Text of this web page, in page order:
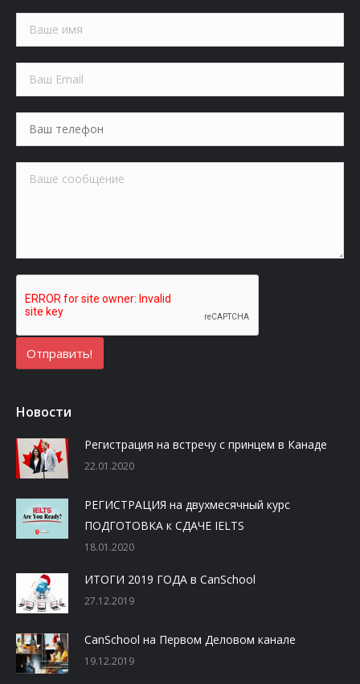
Новости
Регистрация на встречу с принцем в Канаде
22.01.2020
РЕГИСТРАЦИЯ на двухмесячный курс
ПОДГОТОВКА к СДАЧЕ IELTS
18.01.2020
ИТОГИ 2019 ГОДА в CanSchool
27.12.2019
CanSchool на Первом Деловом канале
19.12.2019